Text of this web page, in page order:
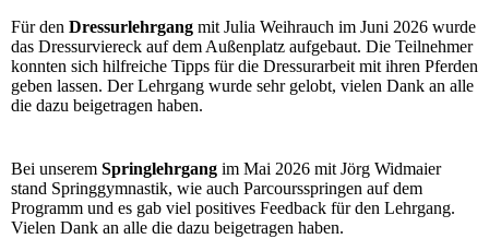
Für den Dressurlehrgang mit Julia Weihrauch im Juni 2026 wurde
das Dressurviereck auf dem Außenplatz aufgebaut. Die Teilnehmer
konnten sich hilfreiche Tipps für die Dressurarbeit mit ihren Pferden
geben lassen. Der Lehrgang wurde sehr gelobt, vielen Dank an alle
die dazu beigetragen haben.
Bei unserem Springlehrgang im Mai 2026 mit Jörg Widmaier
stand Springgymnastik, wie auch Parcoursspringen auf dem
Programm und es gab viel positives Feedback für den Lehrgang.
Vielen Dank an alle die dazu beigetragen haben.